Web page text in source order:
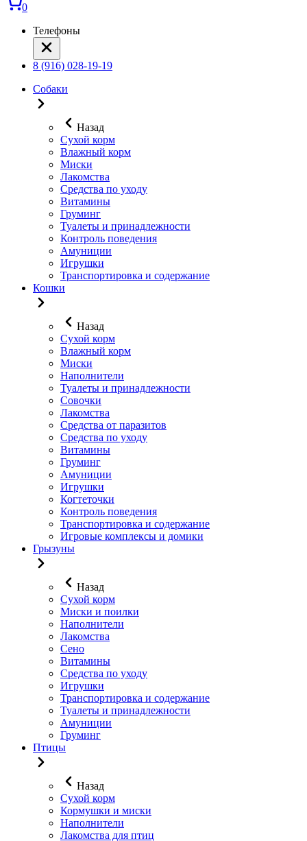
0
Телефоны
8 (916) 028-19-19
Собаки
Назад
Сухой корм
Влажный корм
Миски
Лакомства
Средства по уходу
Витамины
Груминг
Туалеты и принадлежности
Контроль поведения
Амуниции
Игрушки
Транспортировка и содержание
Кошки
Назад
Сухой корм
Влажный корм
Миски
Наполнители
Туалеты и принадлежности
Совочки
Лакомства
Средства от паразитов
Средства по уходу
Витамины
Груминг
Амуниции
Игрушки
Когтеточки
Контроль поведения
Транспортировка и содержание
Игровые комплексы и домики
Грызуны
Назад
Сухой корм
Миски и поилки
Наполнители
Лакомства
Сено
Витамины
Средства по уходу
Игрушки
Транспортировка и содержание
Туалеты и принадлежности
Амуниции
Груминг
Птицы
Назад
Сухой корм
Кормушки и миски
Наполнители
Лакомства для птиц